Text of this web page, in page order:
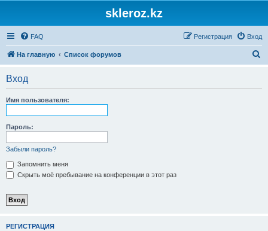
skleroz.kz
FAQ Вход
Регистрация
На главную Список форумов
Вход
Имя пользователя:
Пароль:
Забыли пароль?
Запомнить меня
Скрыть моё пребывание на конференции в этот раз
РЕГИСТРАЦИЯ